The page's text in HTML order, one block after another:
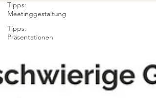
Tipps:
Meetinggestaltung
Tipps:
Präsentationen